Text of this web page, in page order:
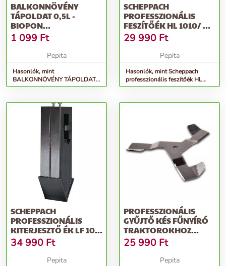
BALKONNÖVÉNY
TÁPOLDAT 0,5L -
BIOPON
PROFESSZIONÁLIS
ÁSVÁNYI MŰTRÁ...
1 099 Ft
Pepita
Hasonlók, mint
BALKONNÖVÉNY TÁPOLDAT
0,5L - BIOPON professzionális
SCHEPPACH
PROFESSZIONÁLIS
FESZÍTŐÉK HL 1010/ HL
1100 / HL 1200
29 990 Ft
Pepita
Hasonlók, mint Scheppach
professzionális feszítőék HL
1010/ HL 1100 / HL 1200
SCHEPPACH
PROFESSZIONÁLIS
KITERJESZTŐ ÉK LF 100
/ HL 1200 / HL 1500-
HOZ
34 990 Ft
Pepita
PROFESSZIONÁLIS
GYŰJTŐ KÉS FŰNYÍRÓ
TRAKTOROKHOZ
RIWALL PRO, 46 CM...
25 990 Ft
Pepita